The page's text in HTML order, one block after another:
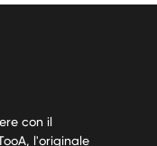
con il
l'originale